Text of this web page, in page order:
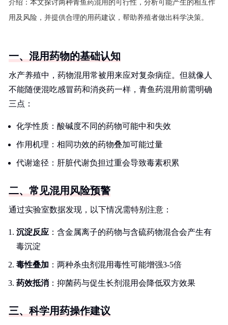
介绍： 本文探讨两种青鱼药混用的可行性，分析可能产生的相互作
用及风险，并提供合理的用药建议，帮助养殖者做出科学决策。
一、混用药物的基础认知
水产养殖中，药物混用常被用来应对复杂病症。但就像人
不能随便混吃感冒药和消炎药一样，青鱼药混用前需明确
三点：
化学性质：酸碱度不同的药物可能中和失效
作用机理：相同功效的药物叠加可能过量
代谢途径：肝脏代谢负担过重会导致毒素积累
二、常见混用风险预警
通过实验室数据发现，以下情况需特别注意：
沉淀反应 ：含金属离子的药物与含硫药物混合会产生有
毒沉淀
毒性叠加 ：两种杀虫剂混用毒性可能增强3-5倍
药效抵消 ：抑菌药与促生长剂混用会降低双方效果
三、科学用药操作建议